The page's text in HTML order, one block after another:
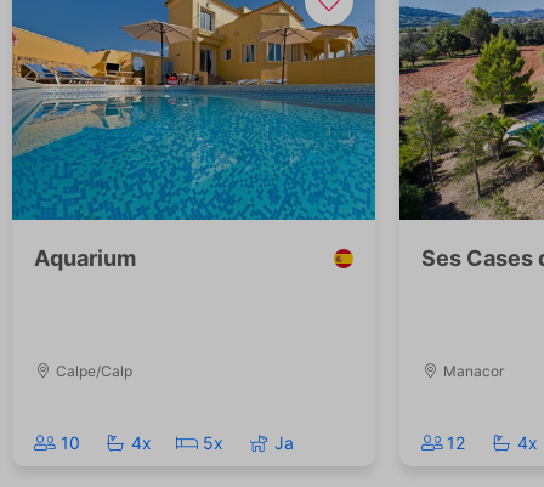
Aquarium
Calpe/Calp
10 4x 5x Ja
Ses Cases
Manacor
12 4x